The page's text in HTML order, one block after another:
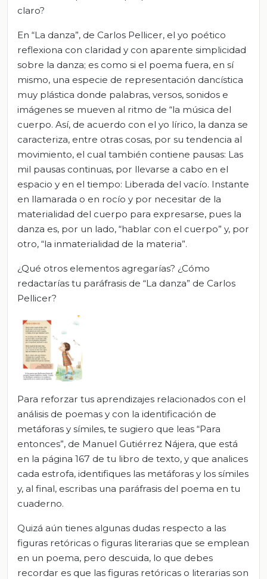
claro?
En “La danza”, de Carlos Pellicer, el yo poético
reflexiona con claridad y con aparente simplicidad
sobre la danza; es como si el poema fuera, en sí
mismo, una especie de representación dancística
muy plástica donde palabras, versos, sonidos e
imágenes se mueven al ritmo de “la música del
cuerpo. Así, de acuerdo con el yo lírico, la danza se
caracteriza, entre otras cosas, por su tendencia al
movimiento, el cual también contiene pausas: Las
mil pausas continuas, por llevarse a cabo en el
espacio y en el tiempo: Liberada del vacío. Instante
en llamarada o en rocío y por necesitar de la
materialidad del cuerpo para expresarse, pues la
danza es, por un lado, “hablar con el cuerpo” y, por
otro, “la inmaterialidad de la materia”.
¿Qué otros elementos agregarías? ¿Cómo
redactarías tu paráfrasis de “La danza” de Carlos
Pellicer?
Para reforzar tus aprendizajes relacionados con el
análisis de poemas y con la identificación de
metáforas y símiles, te sugiero que leas “Para
entonces”, de Manuel Gutiérrez Nájera, que está
en la página 167 de tu libro de texto, y que analices
cada estrofa, identifiques las metáforas y los símiles
y, al final, escribas una paráfrasis del poema en tu
cuaderno.
Quizá aún tienes algunas dudas respecto a las
figuras retóricas o figuras literarias que se emplean
en un poema, pero descuida, lo que debes
recordar es que las figuras retóricas o literarias son